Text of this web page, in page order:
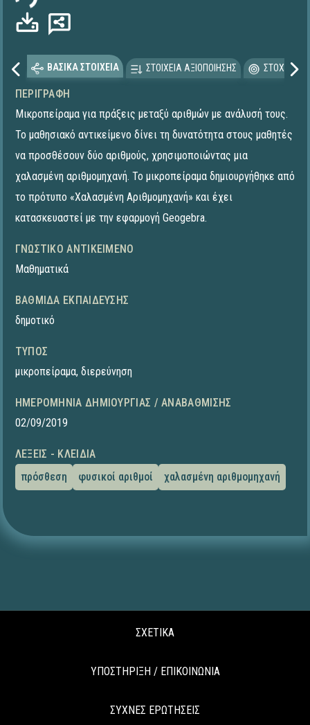
ΒΑΣΙΚΑ ΣΤΟΙΧΕΙΑ ΣΤΟΙΧΕΙΑ ΑΞΙΟΠΟΙΗΣΗΣ
ΠΕΡΙΓΡΑΦΉ
Μικροπείραμα για πράξεις μεταξύ αριθμών με ανάλυσή τους.
Το μαθησιακό αντικείμενο δίνει τη δυνατότητα στους μαθητές
να προσθέσουν δύο αριθμούς, χρησιμοποιώντας μια
χαλασμένη αριθμομηχανή. To μικροπείραμα δημιουργήθηκε από
το πρότυπο «Χαλασμένη Αριθμομηχανή» και έχει
κατασκευαστεί με την εφαρμογή Geogebra.
ΓΝΩΣΤΙΚΌ ΑΝΤΙΚΕΊΜΕΝΟ
Μαθηματικά
ΒΑΘΜΊΔΑ ΕΚΠΑΊΔΕΥΣΗΣ
δημοτικό
ΤΎΠΟΣ
μικροπείραμα, διερεύνηση
ΗΜΕΡΟΜΗΝΊΑ ΔΗΜΙΟΥΡΓΊΑΣ / ΑΝΑΒΆΘΜΙΣΗΣ
02/09/2019
ΛΈΞΕΙΣ - ΚΛΕΙΔΙΆ
πρόσθεση
φυσικοί αριθμοί χαλασμένη αριθμομηχανή
ΣΧΕΤΙΚΑ
ΥΠΟΣΤΗΡΙΞΗ / ΕΠΙΚΟΙΝΩΝΙΑ
ΣΥΧΝΕΣ ΕΡΩΤΗΣΕΙΣ